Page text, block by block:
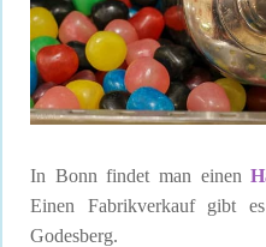
In Bonn findet man einen
Einen Fabrikverkauf gibt
Godesberg.